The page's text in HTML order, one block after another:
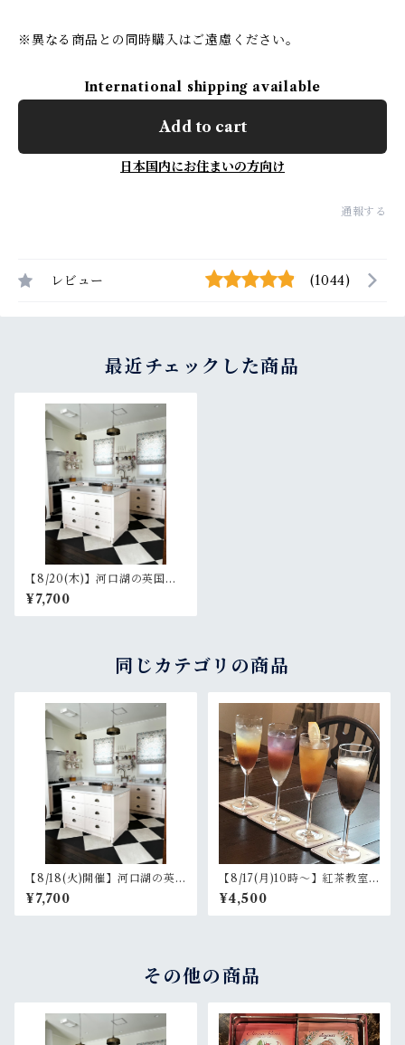
※異なる商品との同時購入はご遠慮ください。
International shipping available
Add to cart
日本国内にお住まいの方向け
通報する
レビュー (1044)
最近チェックした商品
【8/20(木)】河口湖の英国菓
子教室「クランペット＆ピー
チメルバ」
¥7,700
同じカテゴリの商品
【8/18(火)開催】河口湖の英
国菓子教室「ショートブレッ
ド＆夏野菜のケークサレ」
¥7,700
【8/17(月)10時〜】紅茶教室
「アイスティーの淹れ方」
¥4,500
その他の商品